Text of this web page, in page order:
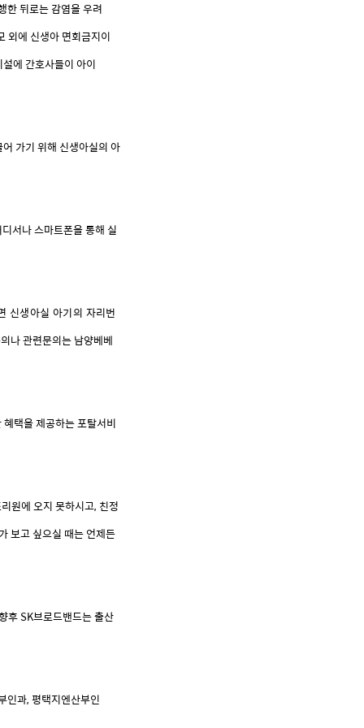
한뒤로는감염을우려
외에 신생아면회금지이
설에 간호사들이 아이
가기위해 신생아실의 아
서나스마트폰을통해 실
신생아실 아기의 자리번
나관련문의는남양베베
혜택을제공하는포탈서비
원에 오지 못하시고, 친정
보고싶으실 때는언제든
후SK브로드밴드는출산
인과,평택지엔산부인